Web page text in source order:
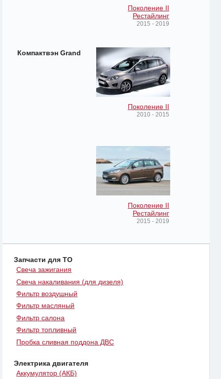
Поколение II
Рестайлинг
2015 - 2019
Компактвэн Grand
Поколение II
2010 - 2015
Поколение II
Рестайлинг
2015 - 2019
Запчасти для ТО
Свеча зажигания
Свеча накаливания (для дизеля)
Фильтр воздушный
Фильтр масляный
Фильтр салона
Фильтр топливный
Пробка сливная поддона ДВС
Электрика двигателя
Аккумулятор (АКБ)